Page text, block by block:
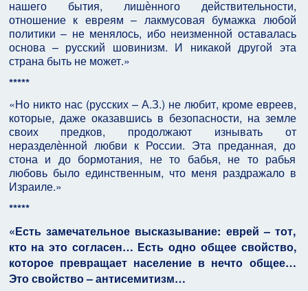
нашего бытия, лишѐнного действительности,
отношение к евреям – лакмусовая бумажка любой
политики – не менялось, ибо неизменной оставалась
основа – русский шовинизм. И никакой другой эта
страна быть не может.»
*****
«Но никто нас (русских – А.З.) не любит, кроме евреев,
которые, даже оказавшись в безопасности, на земле
своих предков, продолжают изнывать от
неразделѐнной любви к России. Эта преданная, до
стона и до бормотания, не то бабья, не то рабья
любовь было единственным, что меня раздражало в
Израиле.»
*****
«Есть замечательное высказывание: еврей – тот,
кто на это согласен… Есть одно общее свойство,
которое превращает население в нечто общее…
Это свойство – антисемитизм…